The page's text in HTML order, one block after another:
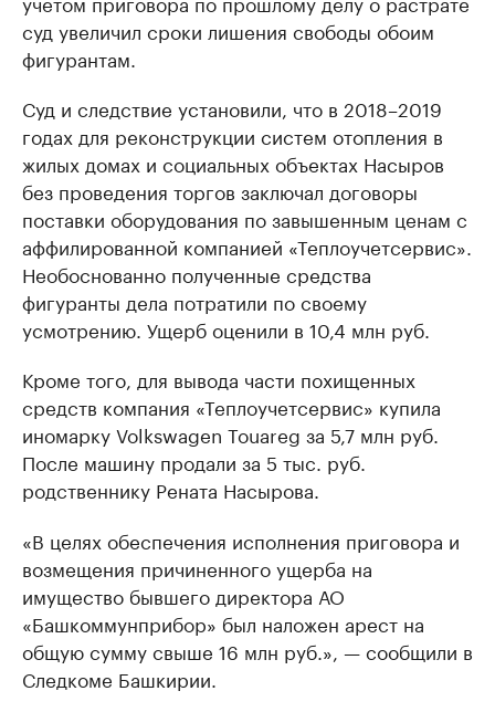
суд увеличил сроки лишения свободы обоим
фигурантам.
Суд и следствие установили, что в 2018–2019
годах для реконструкции систем отопления в
жилых домах и социальных объектах Насыров
без проведения торгов заключал договоры
поставки оборудования по завышенным ценам с
аффилированной компанией «Теплоучетсервис».
Необоснованно полученные средства
фигуранты дела потратили по своему
усмотрению. Ущерб оценили в 10,4 млн руб.
Кроме того, для вывода части похищенных
средств компания «Теплоучетсервис» купила
иномарку Volkswagen Touareg за 5,7 млн руб.
После машину продали за 5 тыс. руб.
родственнику Рената Насырова.
«В целях обеспечения исполнения приговора и
возмещения причиненного ущерба на
имущество бывшего директора АО
«Башкоммунприбор» был наложен арест на
общую сумму свыше 16 млн руб.», — сообщили в
Следкоме Башкирии.